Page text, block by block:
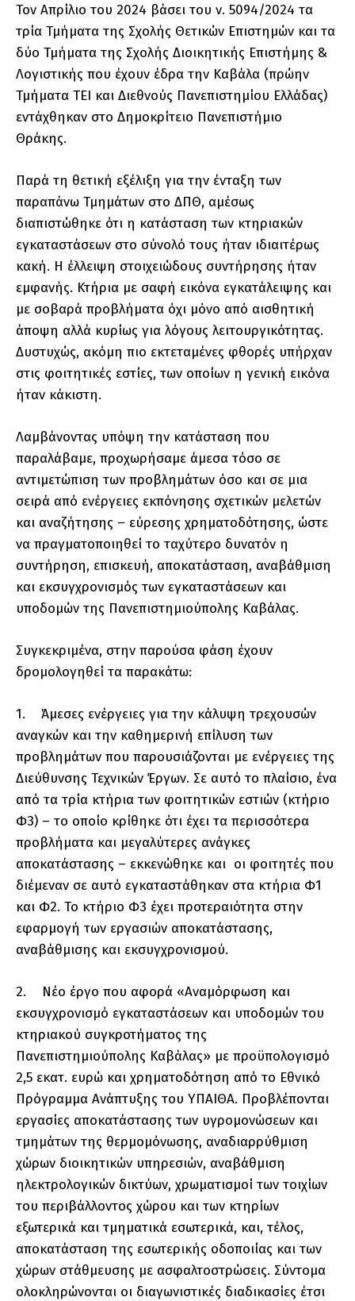
Τον Απρίλιο του 2024 βάσει του ν. 5094/2024 τα
τρία Τμήματα της Σχολής Θετικών Επιστημών και τα
δύο Τμήματα της Σχολής Διοικητικής Επιστήμης &
Λογιστικής που έχουν έδρα την Καβάλα (πρώην
Τμήματα ΤΕΙ και Διεθνούς Πανεπιστημίου Ελλάδας)
εντάχθηκαν στο Δημοκρίτειο Πανεπιστήμιο
Θράκης.
Παρά τη θετική εξέλιξη για την ένταξη των
παραπάνω Τμημάτων στο ΔΠΘ, αμέσως
διαπιστώθηκε ότι η κατάσταση των κτηριακών
εγκαταστάσεων στο σύνολό τους ήταν ιδιαιτέρως
κακή. Η έλλειψη στοιχειώδους συντήρησης ήταν
εμφανής. Κτήρια με σαφή εικόνα εγκατάλειψης και
με σοβαρά προβλήματα όχι μόνο από αισθητική
άποψη αλλά κυρίως για λόγους λειτουργικότητας.
Δυστυχώς, ακόμη πιο εκτεταμένες φθορές υπήρχαν
στις φοιτητικές εστίες, των οποίων η γενική εικόνα
ήταν κάκιστη.
Λαμβάνοντας υπόψη την κατάσταση που
παραλάβαμε, προχωρήσαμε άμεσα τόσο σε
αντιμετώπιση των προβλημάτων όσο και σε μια
σειρά από ενέργειες εκπόνησης σχετικών μελετών
και αναζήτησης – εύρεσης χρηματοδότησης, ώστε
να πραγματοποιηθεί το ταχύτερο δυνατόν η
συντήρηση, επισκευή, αποκατάσταση, αναβάθμιση
και εκσυγχρονισμός των εγκαταστάσεων και
υποδομών της Πανεπιστημιούπολης Καβάλας.
Συγκεκριμένα, στην παρούσα φάση έχουν
δρομολογηθεί τα παρακάτω:
1. Άμεσες ενέργειες για την κάλυψη τρεχουσών
αναγκών και την καθημερινή επίλυση των
προβλημάτων που παρουσιάζονται με ενέργειες της
Διεύθυνσης Τεχνικών Έργων. Σε αυτό το πλαίσιο, ένα
από τα τρία κτήρια των φοιτητικών εστιών (κτήριο
Φ3) – το οποίο κρίθηκε ότι έχει τα περισσότερα
προβλήματα και μεγαλύτερες ανάγκες
αποκατάστασης – εκκενώθηκε και οι φοιτητές που
διέμεναν σε αυτό εγκαταστάθηκαν στα κτήρια Φ1
και Φ2. Το κτήριο Φ3 έχει προτεραιότητα στην
εφαρμογή των εργασιών αποκατάστασης,
αναβάθμισης και εκσυγχρονισμού.
2. Νέο έργο που αφορά «Αναμόρφωση και
εκσυγχρονισμό εγκαταστάσεων και υποδομών του
κτηριακού συγκροτήματος της
Πανεπιστημιούπολης Καβάλας» με προϋπολογισμό
2,5 εκατ. ευρώ και χρηματοδότηση από το Εθνικό
Πρόγραμμα Ανάπτυξης του ΥΠΑΙΘΑ. Προβλέπονται
εργασίες αποκατάστασης των υγρομονώσεων και
τμημάτων της θερμομόνωσης, αναδιαρρύθμιση
χώρων διοικητικών υπηρεσιών, αναβάθμιση
ηλεκτρολογικών δικτύων, χρωματισμοί των τοιχίων
του περιβάλλοντος χώρου και των κτηρίων
εξωτερικά και τμηματικά εσωτερικά, και, τέλος,
αποκατάσταση της εσωτερικής οδοποιίας και των
χώρων στάθμευσης με ασφαλτοστρώσεις. Σύντομα
ολοκληρώνονται οι διαγωνιστικές διαδικασίες έτσι